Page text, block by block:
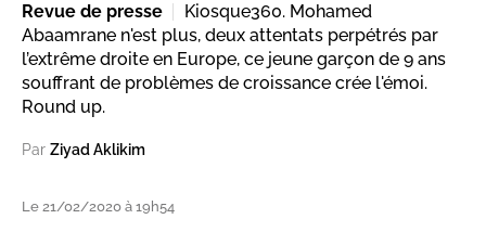
Revue de presse
Kiosque360. Mohamed
Abaamrane n'est plus, deux attentats perpétrés par
l’extrême droite en Europe, ce jeune garçon de 9 ans
souffrant de problèmes de croissance crée l'émoi.
Round up.
Par Ziyad Aklikim
Le 21/02/2020 à 19h54